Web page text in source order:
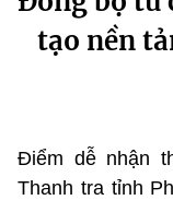
tạo nền
Điểm dễ nhận
Thanh tra tỉnh